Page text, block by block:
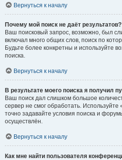
Вернуться к началу
Почему мой поиск не даёт результатов?
Ваш поисковый запрос, возможно, был
включал много общих слов, поиск по
Будьте более конкретны и используйте
поиска.
Вернуться к началу
В результате моего поиска я получил
Ваш поиск дал слишком большое
сервер не смог обработать.
точно задавайте условия поиска и
осуществлён.
Вернуться к началу
Как мне найти пользователя